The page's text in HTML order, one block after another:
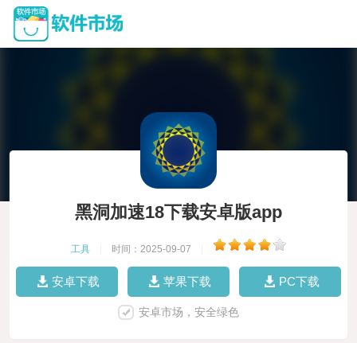
黑洞加速18下载安卓版app
工具 时间：2025-09-07
安卓下载 苹果下载 PC下载
安卓市场，安全绿色